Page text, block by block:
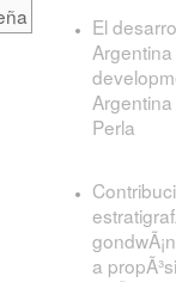
El
Perla
a